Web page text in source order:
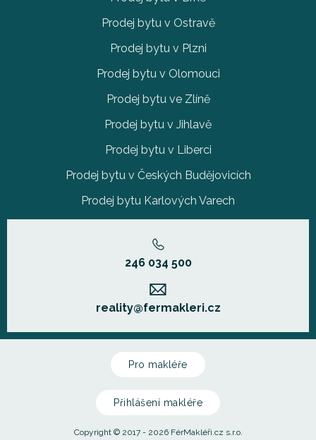
Prodej bytu v Ostravě
Prodej bytu v Plzni
Prodej bytu v Olomouci
Prodej bytu ve Zlíně
Prodej bytu v Jihlavě
Prodej bytu v Liberci
Prodej bytu v Českých Budějovicích
Prodej bytu Karlových Varech
246 034 500
reality@fermakleri.cz
Pro makléře
Přihlášení makléře
Copyright © 2017 - 2026 FérMakléři.cz s.r.o.